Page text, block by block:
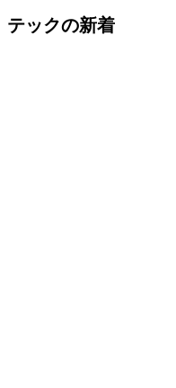
テックの新着